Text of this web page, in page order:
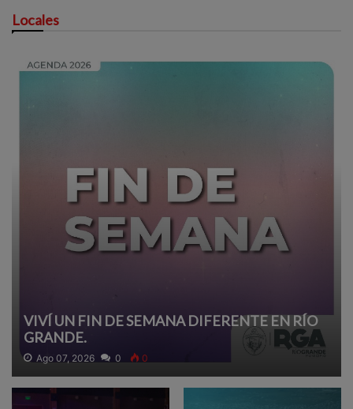
Locales
VIVÍ UN FIN DE SEMANA DIFERENTE EN RÍO
GRANDE.
Ago 07, 2026 0 0